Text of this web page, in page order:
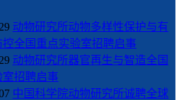
动物研究所动物多样性保护与有
控全国重点实验室招聘启事
动物研究所器官再生与智造全国
室招聘启事
中国科学院动物研究所诚聘全球